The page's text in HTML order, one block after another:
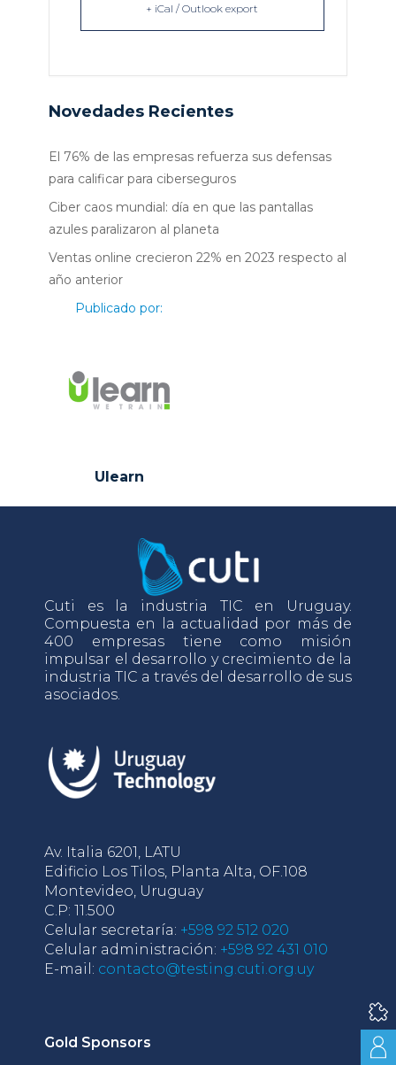
+ iCal / Outlook export
Novedades Recientes
El 76% de las empresas refuerza sus defensas
para calificar para ciberseguros
Ciber caos mundial: día en que las pantallas
azules paralizaron al planeta
Ventas online crecieron 22% en 2023 respecto al
año anterior
Publicado por:
Ulearn
Cuti es la industria TIC en Uruguay.
Compuesta en la actualidad por más de
400 empresas tiene como misión
impulsar el desarrollo y crecimiento de la
industria TIC a través del desarrollo de sus
asociados.
Av. Italia 6201, LATU
Edificio Los Tilos, Planta Alta, OF.108
Montevideo, Uruguay
C.P: 11.500
Celular secretaría: +598 92 512 020
Celular administración: +598 92 431 010
E-mail: contacto@testing.cuti.org.uy
Gold Sponsors